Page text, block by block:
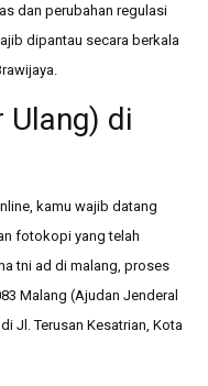
dan perubahan regulasi
dipantau secara berkala
Ulang) di
kamu wajib datang
fotokopi yang telah
tni ad di malang, proses
Malang (Ajudan Jenderal
Jl. Terusan Kesatrian, Kota